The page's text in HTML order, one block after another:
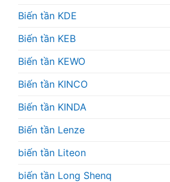
Biến tần KDE
Biến tần KEB
Biến tần KEWO
Biến tần KINCO
Biến tần KINDA
Biến tần Lenze
biến tần Liteon
biến tần Long Shenq